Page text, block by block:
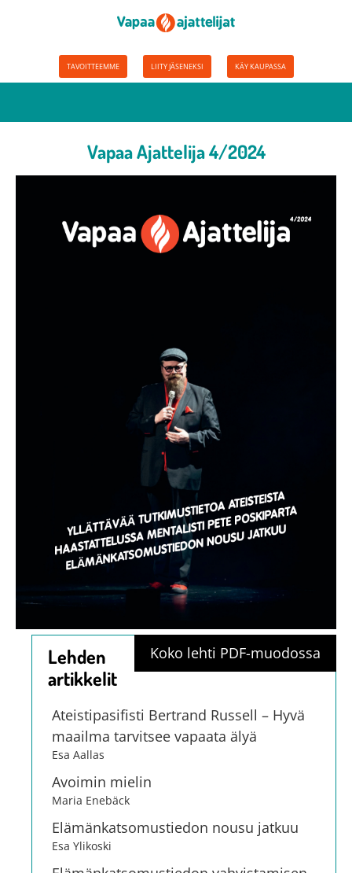
TAVOITTEEMME LIITY JÄSENEKSI KÄY KAUPASSA
Vapaa Ajattelija 4/2024
Koko lehti PDF-muodossa
Lehden
artikkelit
Ateistipasifisti Bertrand Russell – Hyvä
maailma tarvitsee vapaata älyä
Esa Aallas
Avoimin mielin
Maria Enebäck
Elämänkatsomustiedon nousu jatkuu
Esa Ylikoski